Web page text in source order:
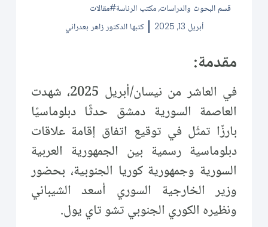
قسم البحوث والدراسات, مكتب الرئاسة مقالات
أبريل 13, 2025
كتبها الدكتور زاهر بعدراني
مقدمة:
في العاشر من نيسان/أبريل 2025، شهدت
العاصمة السورية دمشق حدثًا دبلوماسيًا
بارزًا تمثّل في توقيع اتفاق إقامة علاقات
دبلوماسية رسمية بين الجمهورية العربية
السورية وجمهورية كوريا الجنوبية، بحضور
وزير الخارجية السوري أسعد الشيباني
ونظيره الكوري الجنوبي تشو تاي يول.